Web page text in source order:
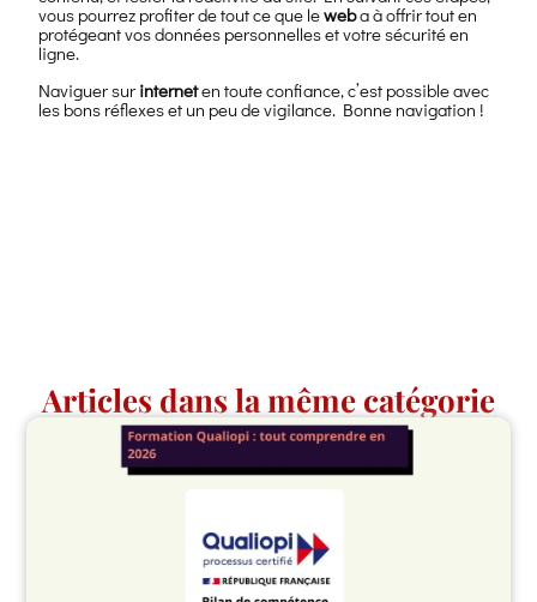
vous pourrez profiter de tout ce que leweba à offrir tout en
protégeant vos données personnelles et votre sécurité en
ligne.
Naviguer sur interneten toute confiance, c’est possible avec
les bons réflexes et un peu de vigilance. Bonne navigation !
Articles dans la même catégorie